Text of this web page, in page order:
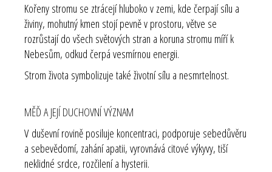
Kořeny stromu se ztrácejí hluboko v zemi, kde čerpají sílu a
živiny, mohutný kmen stojí pevně v prostoru, větve se
rozrůstají do všech světových stran a koruna stromu míří k
Nebesům, odkud čerpá vesmírnou energii.
Strom života symbolizuje také životní sílu a nesmrtelnost.
MĚĎ A JEJÍ DUCHOVNÍ VÝZNAM
V duševní rovině posiluje koncentraci, podporuje sebedůvěru
a sebevědomí, zahání apatii, vyrovnává citové výkyvy, tiší
neklidné srdce, rozčilení a hysterii.